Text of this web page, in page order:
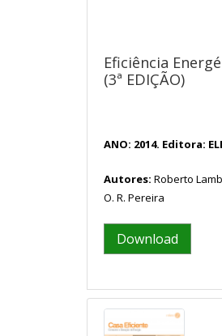
Eficiência
(3ª EDIÇÃO)
ANO: 2014. Editora:
Autores: Roberto
O. R. Pereira
Download